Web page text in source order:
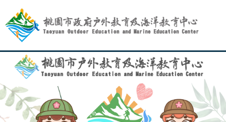
主
內